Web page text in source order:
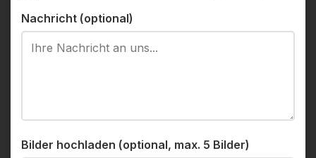
Nachricht (optional)
Bilder hochladen (optional, max. 5 Bilder)